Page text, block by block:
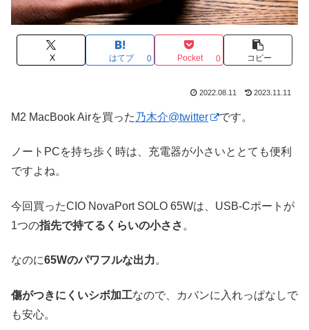
X はてブ 0 Pocket 0 コピー
2022.08.11 2023.11.11
M2 MacBook Airを買った 乃木介@twitter です。
ノートPCを持ち歩く時は、充電器が小さいととても便利
ですよね。
今回買ったCIO NovaPort SOLO 65Wは、USB-Cポートが
1つの指先で持てるくらいの小ささ 。
なのに65Wのパワフルな出力。
傷がつきにくいシボ加工なので、カバンに入れっぱなしで
も安心。